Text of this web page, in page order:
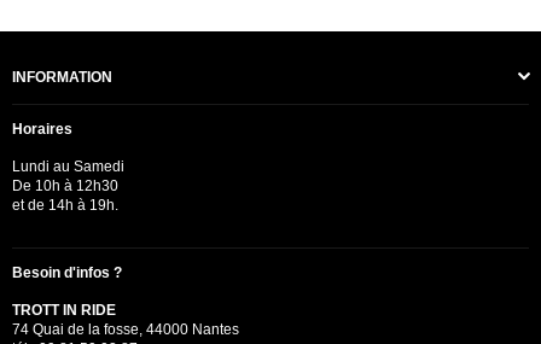
INFORMATION
Horaires
Lundi au Samedi
De 10h à 12h30
et de 14h à 19h.
Besoin d'infos ?
TROTT IN RIDE
74 Quai de la fosse, 44000 Nantes